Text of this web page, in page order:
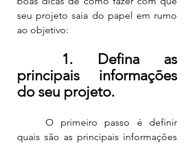
seu projeto saia do papel em rumo
ao objetivo:
1. Defina as
principais informações
do seu projeto.
	O primeiro passo é definir
quais são as principais informações